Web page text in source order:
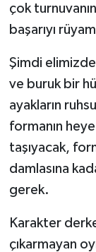
çok
başarıyı
Şimdi elimizde
ve buruk bir
ayakların
formanın
taşıyacak,
damlasına
gerek.
Karakter
çıkarmayan